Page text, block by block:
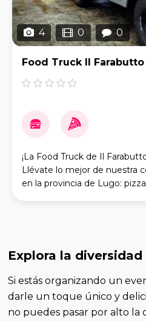
4 0 0
Food Truck Il Farabutto
¡La Food Truck de Il
Llévate lo mejor de nuestra
en la provincia de Lugo:
Explora la
Si estás organizando un
darle un toque único y
no puedes pasar por alto la